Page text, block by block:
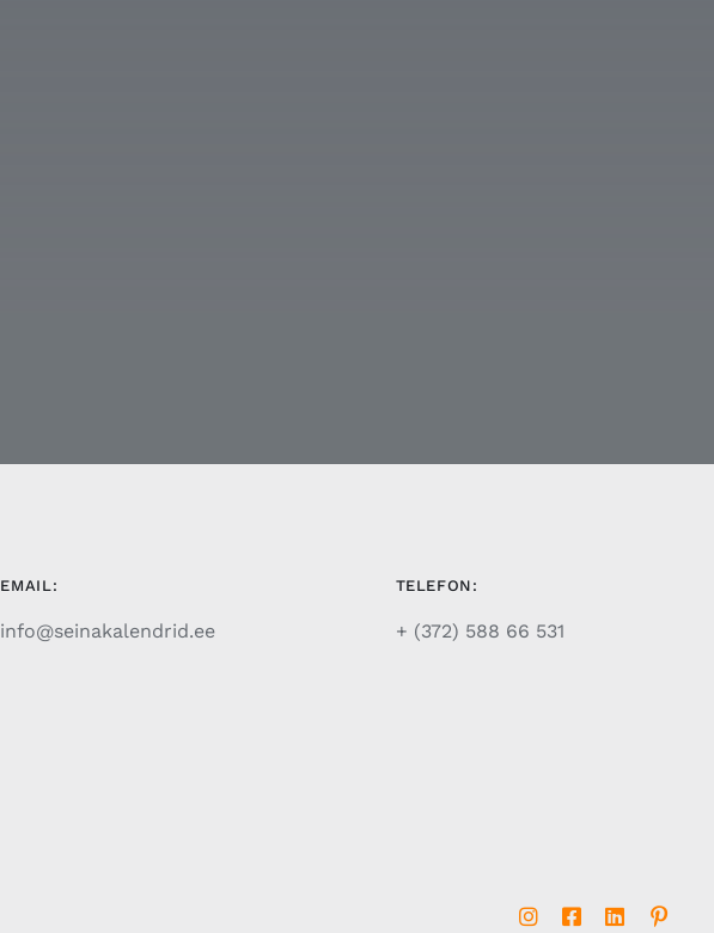
EMAIL:
info@seinakalendrid.ee
TELEFON:
+ (372) 588 66 531